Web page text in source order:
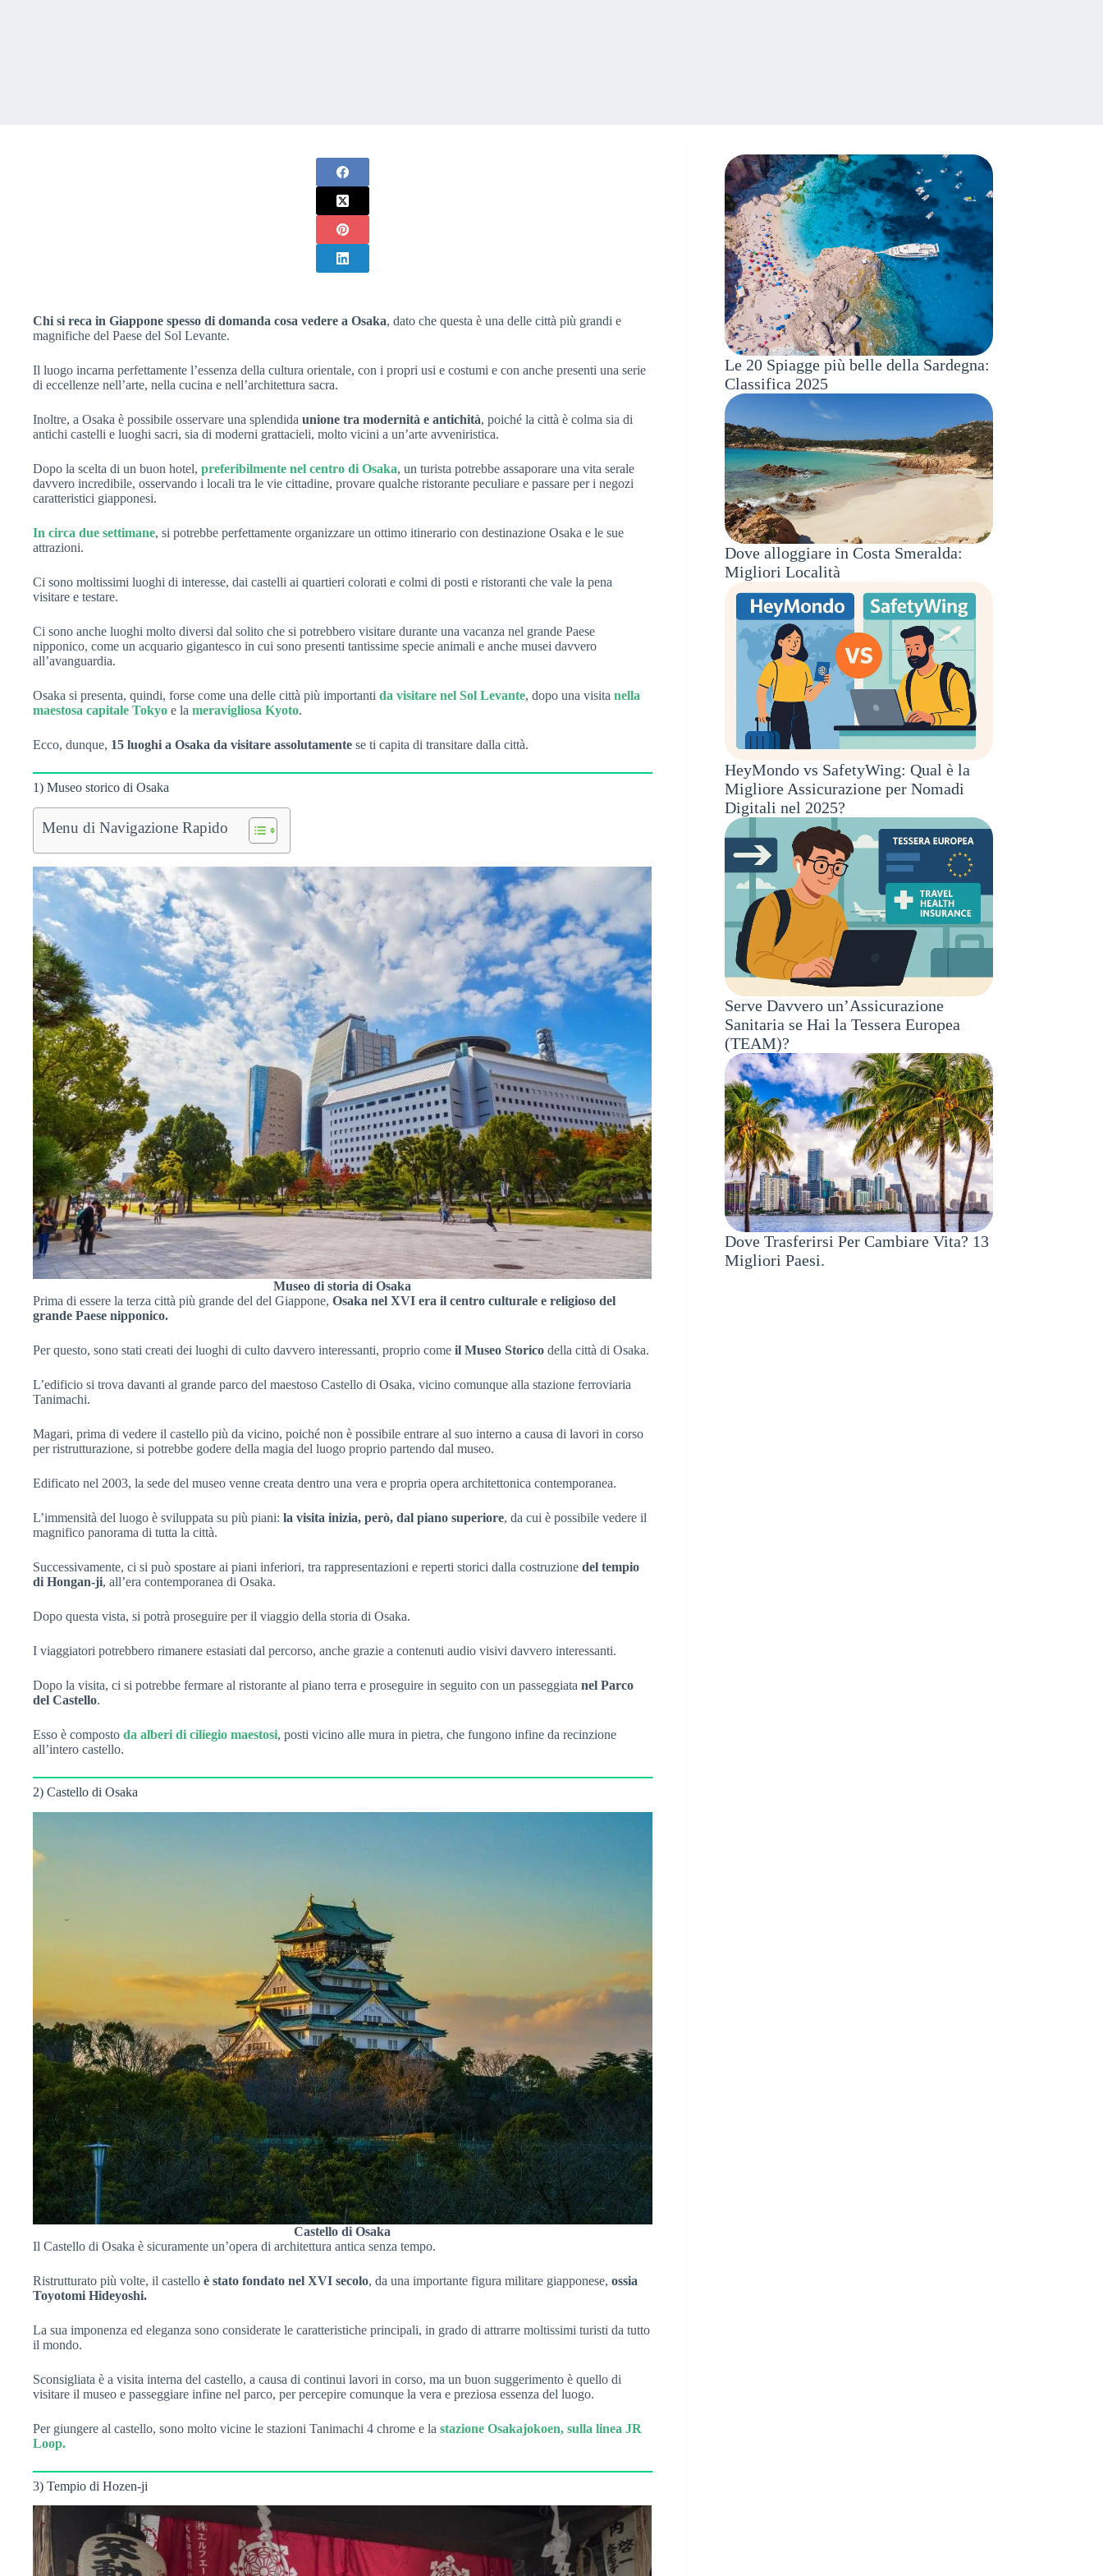
Chi si reca in Giappone spesso di domanda cosa vedere a Osaka, dato che questa è una delle città più grandi e
magnifiche del Paese del Sol Levante.
Il luogo incarna perfettamente l’essenza della cultura orientale, con i propri usi e costumi e con anche presenti una serie
di eccellenze nell’arte, nella cucina e nell’architettura sacra.
Inoltre, a Osaka è possibile osservare una splendida unione tra modernità e antichità, poiché la città è colma sia di
antichi castelli e luoghi sacri, sia di moderni grattacieli, molto vicini a un’arte avveniristica.
Dopo la scelta di un buon hotel, preferibilmente nel centro di Osaka, un turista potrebbe assaporare una vita serale
davvero incredibile, osservando i locali tra le vie cittadine, provare qualche ristorante peculiare e passare per i negozi
caratteristici giapponesi.
In circa due settimane, si potrebbe perfettamente organizzare un ottimo itinerario con destinazione Osaka e le sue
attrazioni.
Ci sono moltissimi luoghi di interesse, dai castelli ai quartieri colorati e colmi di posti e ristoranti che vale la pena
visitare e testare.
Ci sono anche luoghi molto diversi dal solito che si potrebbero visitare durante una vacanza nel grande Paese
nipponico, come un acquario gigantesco in cui sono presenti tantissime specie animali e anche musei davvero
all’avanguardia.
Osaka si presenta, quindi, forse come una delle città più importanti da visitare nel Sol Levante, dopo una visita nella
maestosa capitale Tokyo e la meravigliosa Kyoto.
Ecco, dunque, 15 luoghi a Osaka da visitare assolutamente se ti capita di transitare dalla città.
1) Museo storico di Osaka
Menu di Navigazione Rapido
Museo di storia di Osaka
Prima di essere la terza città più grande del del Giappone, Osaka nel XVI era il centro culturale e religioso del
grande Paese nipponico.
Per questo, sono stati creati dei luoghi di culto davvero interessanti, proprio come il Museo Storico della città di Osaka.
L’edificio si trova davanti al grande parco del maestoso Castello di Osaka, vicino comunque alla stazione ferroviaria
Tanimachi.
Magari, prima di vedere il castello più da vicino, poiché non è possibile entrare al suo interno a causa di lavori in corso
per ristrutturazione, si potrebbe godere della magia del luogo proprio partendo dal museo.
Edificato nel 2003, la sede del museo venne creata dentro una vera e propria opera architettonica contemporanea.
L’immensità del luogo è sviluppata su più piani: la visita inizia, però, dal piano superiore, da cui è possibile vedere il
magnifico panorama di tutta la città.
Successivamente, ci si può spostare ai piani inferiori, tra rappresentazioni e reperti storici dalla costruzione del tempio
di Hongan-ji, all’era contemporanea di Osaka.
Dopo questa vista, si potrà proseguire per il viaggio della storia di Osaka.
I viaggiatori potrebbero rimanere estasiati dal percorso, anche grazie a contenuti audio visivi davvero interessanti.
Dopo la visita, ci si potrebbe fermare al ristorante al piano terra e proseguire in seguito con un passeggiata nel Parco
del Castello.
Esso è composto da alberi di ciliegio maestosi, posti vicino alle mura in pietra, che fungono infine da recinzione
all’intero castello.
2) Castello di Osaka
Castello di Osaka
Il Castello di Osaka è sicuramente un’opera di architettura antica senza tempo.
Ristrutturato più volte, il castello è stato fondato nel XVI secolo, da una importante figura militare giapponese, ossia
Toyotomi Hideyoshi.
La sua imponenza ed eleganza sono considerate le caratteristiche principali, in grado di attrarre moltissimi turisti da tutto
il mondo.
Sconsigliata è a visita interna del castello, a causa di continui lavori in corso, ma un buon suggerimento è quello di
visitare il museo e passeggiare infine nel parco, per percepire comunque la vera e preziosa essenza del luogo.
Per giungere al castello, sono molto vicine le stazioni Tanimachi 4 chrome e la stazione Osakajokoen, sulla linea JR
Loop.
3) Tempio di Hozen-ji
Le 20 Spiagge più belle della Sardegna:
Classifica 2025
Dove alloggiare in Costa Smeralda:
Migliori Località
HeyMondo vs SafetyWing: Qual è la
Migliore Assicurazione per Nomadi
Digitali nel 2025?
Serve Davvero un’Assicurazione
Sanitaria se Hai la Tessera Europea
(TEAM)?
Dove Trasferirsi Per Cambiare Vita? 13
Migliori Paesi.